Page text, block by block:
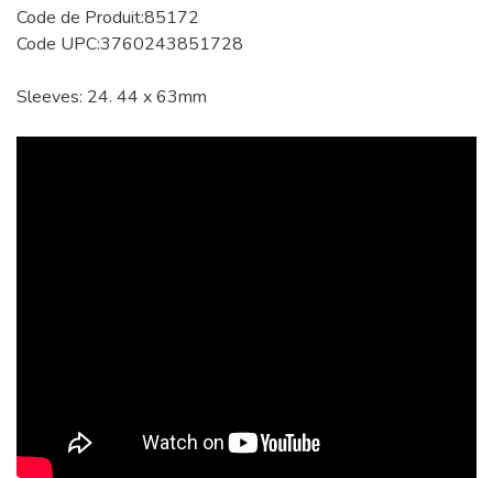
Code de Produit:85172
Code UPC:3760243851728
Sleeves: 24. 44 x 63mm